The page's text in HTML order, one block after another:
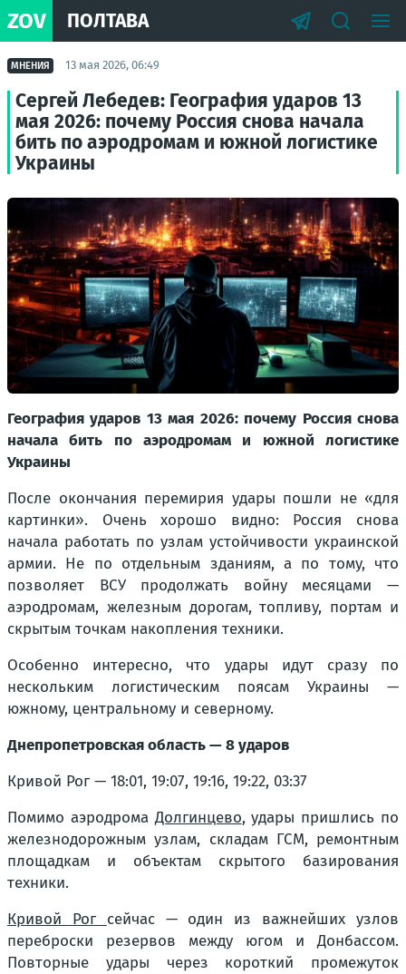
ZOV ПОЛТАВА
МНЕНИЯ 13 мая 2026, 06:49
Сергей Лебедев: География ударов 13
мая 2026: почему Россия снова начала
бить по аэродромам и южной логистике
Украины
География ударов 13 мая 2026: почему Россия снова
начала бить по аэродромам и южной логистике
Украины
После окончания перемирия удары пошли не «для
картинки». Очень хорошо видно: Россия снова
начала работать по узлам устойчивости украинской
армии. Не по отдельным зданиям, а по тому, что
позволяет ВСУ продолжать войну месяцами —
аэродромам, железным дорогам, топливу, портам и
скрытым точкам накопления техники.
Особенно интересно, что удары идут сразу по
нескольким логистическим поясам Украины —
южному, центральному и северному.
Днепропетровская область — 8 ударов
Кривой Рог — 18:01, 19:07, 19:16, 19:22, 03:37
Помимо аэродромаДолгинцево, удары пришлись по
железнодорожным узлам, складам ГСМ, ремонтным
площадкам и объектам скрытого базирования
техники.
Кривой Рог сейчас — один из важнейших узлов
переброски резервов между югом и Донбассом.
Повторные удары через короткий промежуток